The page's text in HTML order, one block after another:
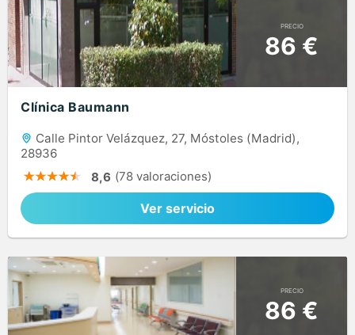
PRECIO
86 €
Clínica Baumann
Calle Pintor Velázquez, 27, Móstoles (Madrid),
28936
8,6 (78 valoraciones)
Ver servicio
PRECIO
86 €